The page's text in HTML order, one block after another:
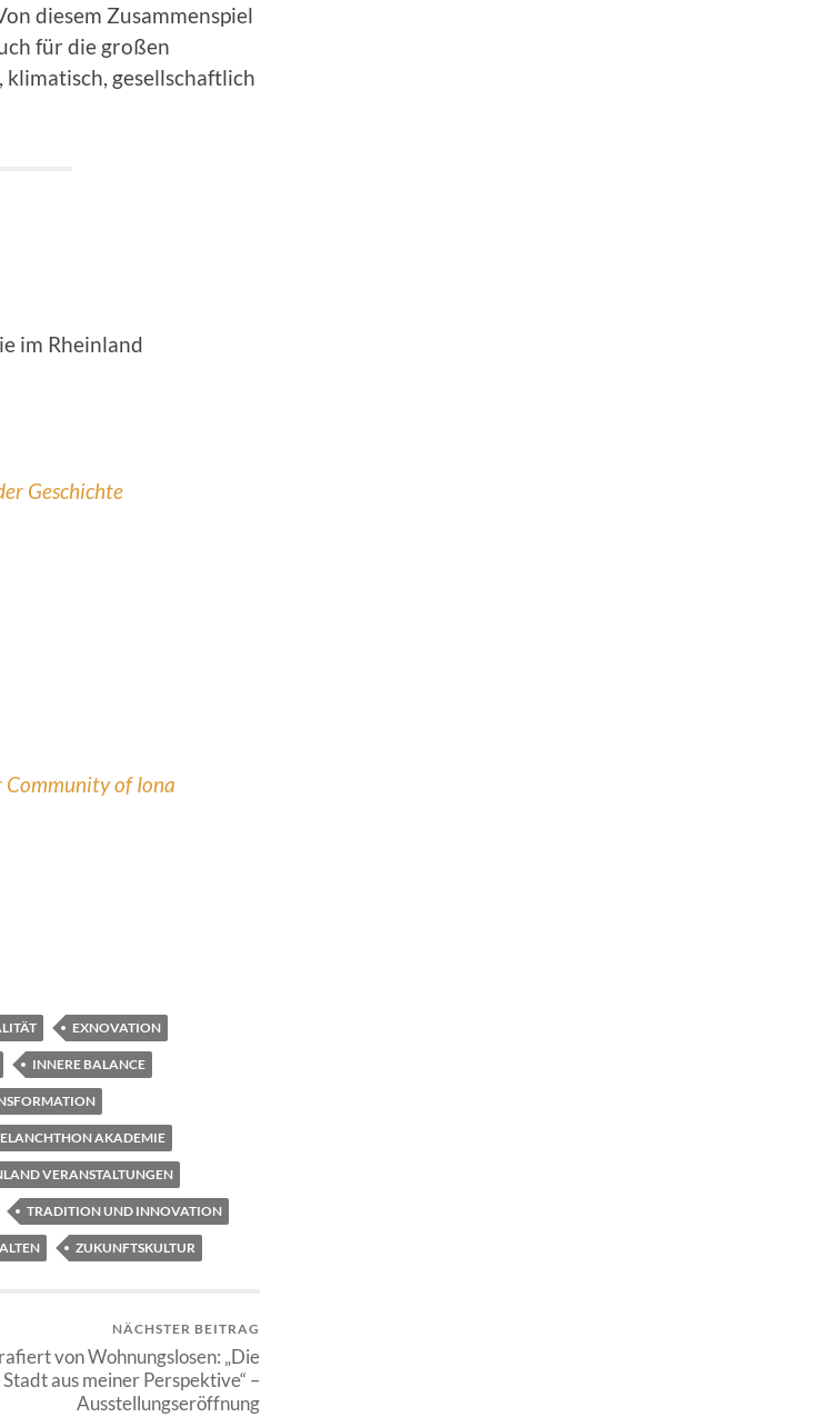
diesem Zusammenspiel
für die großen
gesellschaftlich
im Rheinland
Geschichte
Community of Iona
EXNOVATION
INNERE BALANCE
AKADEMIE
VERANSTALTUNGEN
TRADITION UND INNOVATION
ZUKUNFTSKULTUR
NÄCHSTER BEITRAG
von Wohnungslosen: „Die
Stadt aus meiner Perspektive“ –
Ausstellungseröffnung